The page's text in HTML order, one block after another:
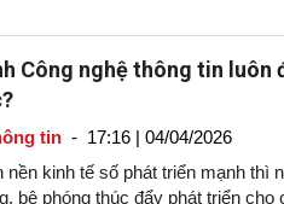
Công nghệ thông tin luôn
tin- 17:16 | 04/04/2026
nền kinh tế số phát triển mạnh thì
bệ phóng thúc đẩy phát triển